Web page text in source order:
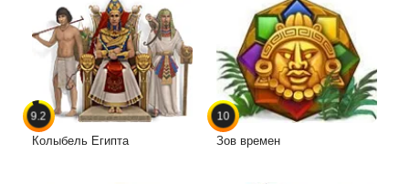
9.2
Колыбель Египта
10
Зов времен